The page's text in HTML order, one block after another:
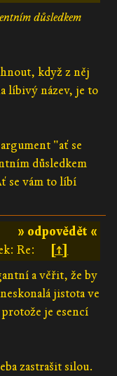
důsledkem
když z něj
líbivý název, je to
"ať se
důsledkem
se vám to líbí
» odpovědět «
Re:
[↑]
a věřit, že by
jistota ve
je esencí
zastrašit silou.